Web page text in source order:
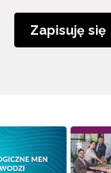
Zapisuję się